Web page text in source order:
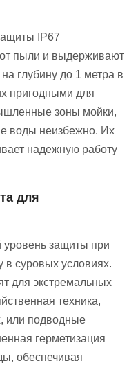
IP67
пыли и выдерживают
глубину до 1 метра в
пригодными для
зоны мойки,
воды неизбежно. Их
надежную работу
для
уровень защиты при
в суровых условиях.
для экстремальных
техника,
или подводные
герметизация
обеспечивая